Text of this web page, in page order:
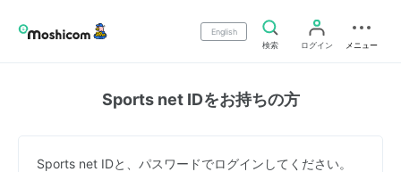
English
検索
ログイン メニュー
Sports net IDをお持ちの方
Sports net IDと、パスワードでログインしてください。